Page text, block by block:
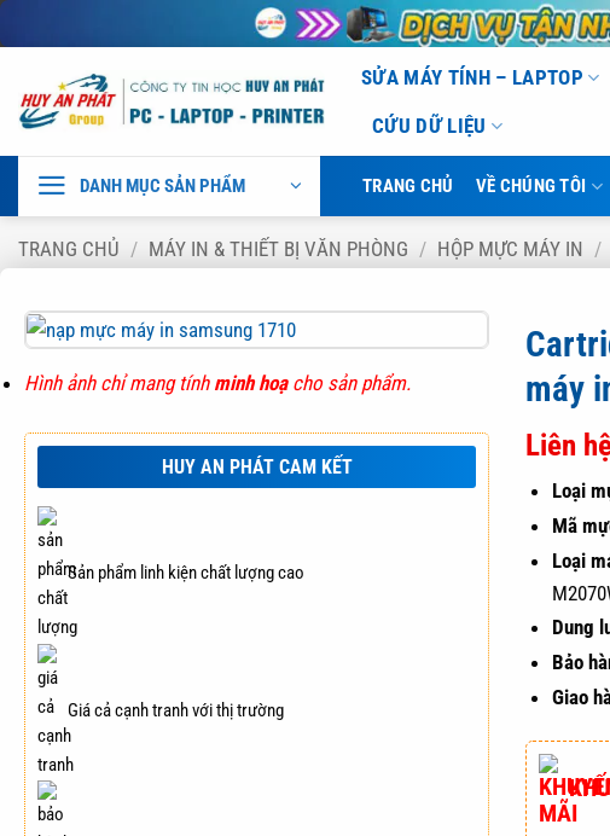
qua
nội
dung
SỬA MÁY TÍNH – LAPTOP
CỨU DỮ LIỆU
DANH MỤC SẢN PHẨM TRANG CHỦ VỀ CHÚNG TÔI
TRANG CHỦ / MÁY IN & THIẾT BỊ VĂN PHÒNG / HỘP MỰC MÁY IN /
Hình ảnh chỉ mang tính minh hoạcho sản phẩm.
HUY AN PHÁT CAM KẾT
Sản phẩm linh kiện chất lượng cao
Giá cả cạnh tranh với thị trường
máy
Liên
Loại
Mã
Loại
Dung
Bảo
Giao